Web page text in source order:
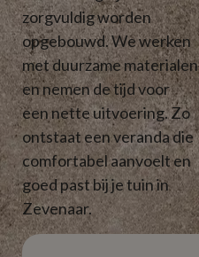
zorgvuldig worden
opgebouwd. We werken
met duurzame materialen
en nemen de tijd voor
een nette uitvoering. Zo
ontstaat een veranda die
comfortabel aanvoelt en
goed past bij je tuin in
Zevenaar.